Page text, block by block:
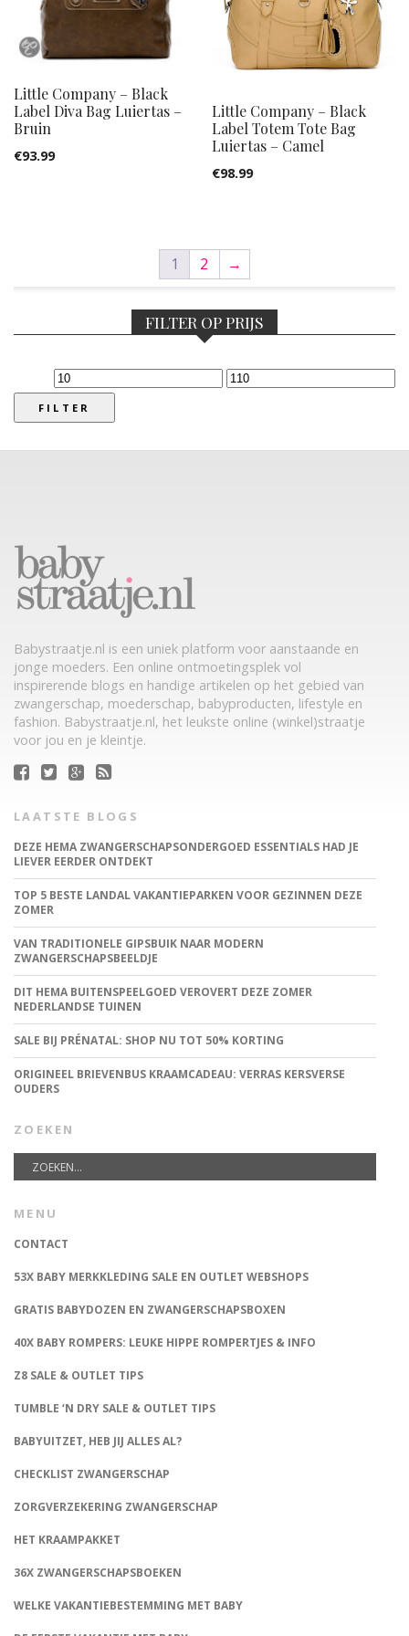
Little Company – Black
Label Diva Bag Luiertas –
Bruin
€93.99
Little Company – Black
Label Totem Tote Bag
Luiertas – Camel
€98.99
1 2 →
FILTER OP PRIJS
Min.
prijs
Max.
FILTER
Babystraatje.nl is een uniek platform voor aanstaande en
jonge moeders. Een online ontmoetingsplek vol
inspirerende blogs en handige artikelen op het gebied van
zwangerschap, moederschap, babyproducten, lifestyle en
fashion. Babystraatje.nl, het leukste online (winkel)straatje
voor jou en je kleintje.
LAATSTE BLOGS
DEZE HEMA ZWANGERSCHAPSONDERGOED ESSENTIALS HAD JE
LIEVER EERDER ONTDEKT
TOP 5 BESTE LANDAL VAKANTIEPARKEN VOOR GEZINNEN DEZE
ZOMER
VAN TRADITIONELE GIPSBUIK NAAR MODERN
ZWANGERSCHAPSBEELDJE
DIT HEMA BUITENSPEELGOED VEROVERT DEZE ZOMER
NEDERLANDSE TUINEN
SALE BIJ PRÉNATAL: SHOP NU TOT 50% KORTING
ORIGINEEL BRIEVENBUS KRAAMCADEAU: VERRAS KERSVERSE
OUDERS
ZOEKEN
MENU
CONTACT
53X BABY MERKKLEDING SALE EN OUTLET WEBSHOPS
GRATIS BABYDOZEN EN ZWANGERSCHAPSBOXEN
40X BABY ROMPERS: LEUKE HIPPE ROMPERTJES & INFO
Z8 SALE & OUTLET TIPS
TUMBLE ‘N DRY SALE & OUTLET TIPS
BABYUITZET, HEB JIJ ALLES AL?
CHECKLIST ZWANGERSCHAP
ZORGVERZEKERING ZWANGERSCHAP
HET KRAAMPAKKET
36X ZWANGERSCHAPSBOEKEN
WELKE VAKANTIEBESTEMMING MET BABY